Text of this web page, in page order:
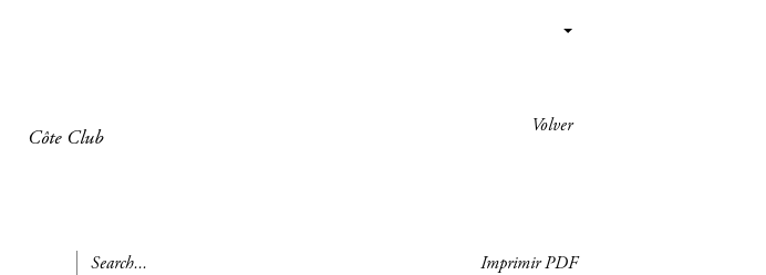
Volver
Côte Club
Imprimir PDF